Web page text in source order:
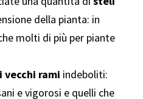
della pianta: in
molti di più per piante
rami indeboliti:
e vigorosi e quelli che